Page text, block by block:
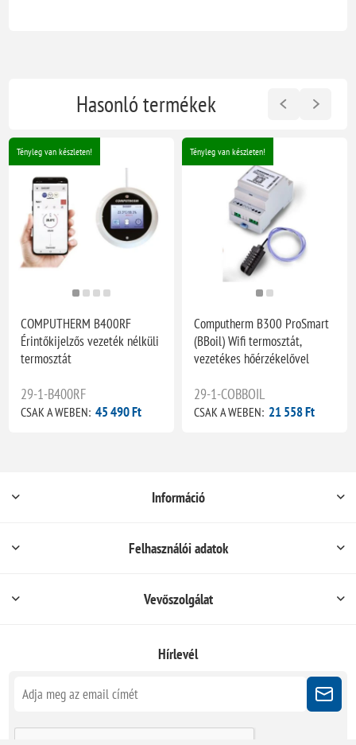
Hasonló termékek
Tényleg van készleten!
COMPUTHERM B400RF
Érintőkijelzős vezeték nélküli
termosztát
29-1-B400RF
CSAK A WEBEN: 45 490 Ft
Tényleg van készleten!
Computherm B300 ProSmart
(BBoil) Wifi termosztát,
vezetékes hőérzékelővel
29-1-COBBOIL
CSAK A WEBEN: 21 558 Ft
Információ
Felhasználói adatok
Vevőszolgálat
Hírlevél